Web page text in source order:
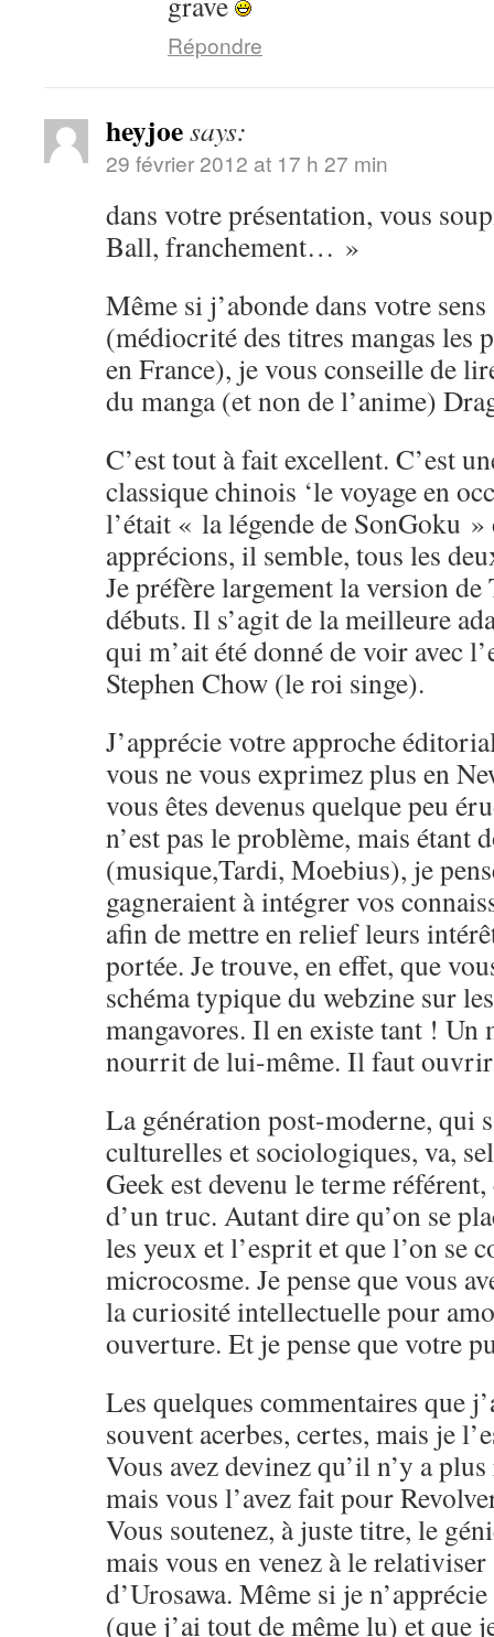
Répondre
heyjoesays:
29 février 2012 at 17 h 27 min
dans votre présentation, vous
Ball, franchement… »
Même si j’abonde dans votre
(médiocrité des titres mangas les
en France), je vous conseille de
du manga (et non de l’anime)
C’est tout à fait excellent. C’est
classique chinois ‘le voyage en
l’était « la légende de SonGoku »
apprécions, il semble, tous les
Je préfère largement la version de
débuts. Il s’agit de la meilleure
qui m’ait été donné de voir avec
Stephen Chow (le roi singe).
J’apprécie votre approche
vous ne vous exprimez plus en
vous êtes devenus quelque peu
n’est pas le problème, mais étant
(musique,Tardi, Moebius), je
gagneraient à intégrer vos
afin de mettre en relief leurs
portée. Je trouve, en effet, que
schéma typique du webzine sur
mangavores. Il en existe tant ! Un
nourrit de lui-même. Il faut
La génération post-moderne, qui
culturelles et sociologiques, va,
Geek est devenu le terme
d’un truc. Autant dire qu’on se
les yeux et l’esprit et que l’on se
microcosme. Je pense que vous
la curiosité intellectuelle pour
ouverture. Et je pense que votre
Les quelques commentaires que
souvent acerbes, certes, mais je
Vous avez devinez qu’il n’y a
mais vous l’avez fait pour
Vous soutenez, à juste titre, le
mais vous en venez à le
d’Urosawa. Même si je
(que j’ai tout de même lu) et que